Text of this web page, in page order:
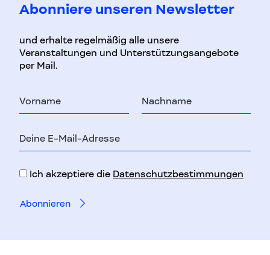
Abonniere unseren Newsletter
und erhalte regelmäßig alle unsere
Veranstaltungen und Unterstützungsangebote
per Mail.
Mail-
Ich akzeptiere die Datenschutzbestimmungen